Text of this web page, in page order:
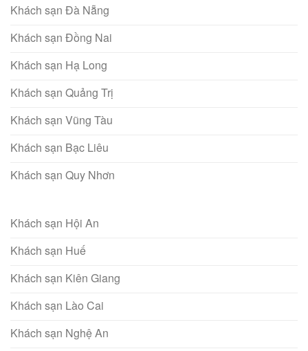
Khách sạn Đà Nẵng
Khách sạn Đồng Nai
Khách sạn Hạ Long
Khách sạn Quảng Trị
Khách sạn Vũng Tàu
Khách sạn Bạc Liêu
Khách sạn Quy Nhơn
Khách sạn Hội An
Khách sạn Huế
Khách sạn Kiên Giang
Khách sạn Lào Cai
Khách sạn Nghệ An